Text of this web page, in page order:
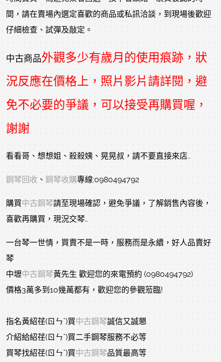
間，請在賣場內選定喜歡的商品或私訊洽談，到現場後歡迎
仔細檢查、試彈及敲定。
中古商品外觀多少有歲月的使用痕跡，狀
況反應在價格上，照片影片請詳閱，避
免不必要的爭議，可以接受再購買喔，
謝謝
看看哥、想想姐、殺殺姨、晃晃叔，請不要直接來店..
鋼琴回收 、 鋼琴收購專線:0980494792
購買中古鋼琴請至現場確認，避免爭議，了解銷售內容後，
喜歡再購買，現況交琴..
一台琴一世情，買賣不是一時，服務而是永續，好人品賣好
琴
中壢中古鋼琴黃先生 歡迎您的來電預約 (0980494792)
價格3萬多到10幾萬都有，歡迎您的參觀蒞臨!
指名黃紹荏(ㄖㄣˇ)買中古鋼琴誠信又誠懇
介紹給紹荏(ㄖㄣˇ)買二手鋼琴服務不必等
買琴找紹荏(ㄖㄣˇ)買中古鋼琴品質最高等